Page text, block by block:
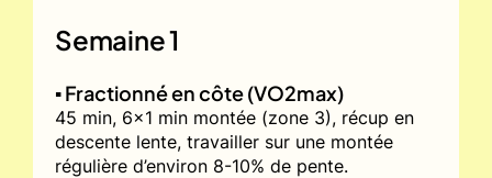
Semaine 1
▪️ Fractionné en côte (VO2max)
45 min, 6x1 min montée (zone 3), récup en
descente lente, travailler sur une montée
régulière d’environ 8-10% de pente.